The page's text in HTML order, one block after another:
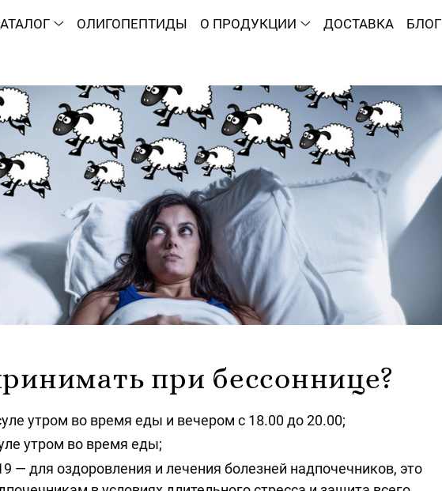
ОЛИГОПЕПТИДЫ О ПРОДУКЦИИ ДОСТАВКА БЛОГ
при бессоннице?
утром во время еды и вечером с 18.00 до 20.00;
утром во время еды;
для оздоровления и лечения болезней надпочечников, это